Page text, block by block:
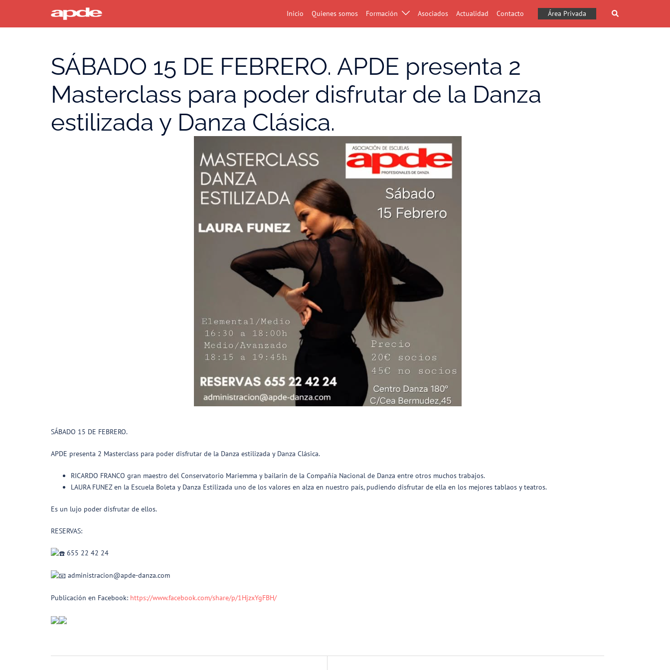
contenido
Inicio Quienes somos Formación Asociados Actualidad Contacto Área Privada Buscar
SÁBADO 15 DE FEBRERO. APDE presenta 2
Masterclass para poder disfrutar de la Danza
estilizada y Danza Clásica.
SÁBADO 15 DE FEBRERO.
APDE presenta 2 Masterclass para poder disfrutar de la Danza estilizada y Danza Clásica.
RICARDO FRANCO gran maestro del Conservatorio Mariemma y bailarin de la Compañía Nacional de Danza entre otros muchos trabajos.
LAURA FUNEZ en la Escuela Boleta y Danza Estilizada uno de los valores en alza en nuestro país, pudiendo disfrutar de ella en los mejores tablaos y teatros.
Es un lujo poder disfrutar de ellos.
RESERVAS:
655 22 42 24
administracion@apde-danza.com
Publicación en Facebook: https://www.facebook.com/share/p/1HjzxYgFBH/